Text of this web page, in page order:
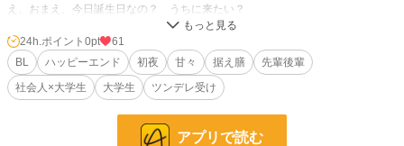
え、おまえ、今日誕生日なの？ うちに来たい？
※スケベ回には★マークを入れています。
小説 228,779 位 / 228,779 件
31,415 位 / 31,415 件
24h.ポイント 0pt
61
BL
ハッピーエンド 初夜 甘々 据え膳
先輩後輩
社会人×大学生
大学生 ツンデレ受け
アプリで読む